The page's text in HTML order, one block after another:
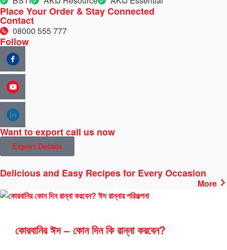
Place Your Order & Stay Connected
Contact
08000 555 777
Follow
Want to export call us now
Export Details
Delicious and Easy Recipes for Every Occasion
More
কোরবানির ঈদ – কোন দিন কি রান্না করবেন?